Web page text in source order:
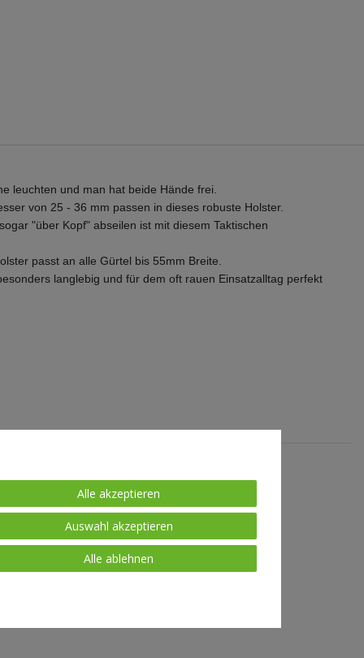
leuchten und man hat beide Hände frei.
von 25 - 36 mm passen in dieses robuste Holster.
"über Kopf" abseilen ist mit diesem Taktischen
passt an alle Gürtel bis 55mm Breite.
langlebig und für dem oft rauen Einsatzalltag perfekt
Alle akzeptieren
Auswahl akzeptieren
Alle ablehnen